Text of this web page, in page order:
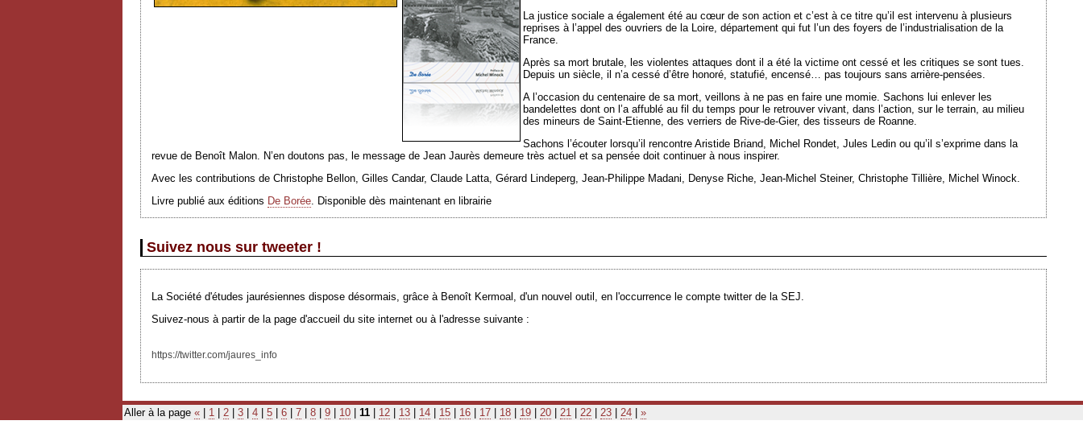
La justice sociale a également été au cœur de son action et c’est à ce titre qu’il est intervenu à plusieurs
reprises à l’appel des ouvriers de la Loire, département qui fut l’un des foyers de l’industrialisation de la
France.
Après sa mort brutale, les violentes attaques dont il a été la victime ont cessé et les critiques se sont tues.
Depuis un siècle, il n’a cessé d’être honoré, statufié, encensé… pas toujours sans arrière-pensées.
A l’occasion du centenaire de sa mort, veillons à ne pas en faire une momie. Sachons lui enlever les
bandelettes dont on l’a affublé au fil du temps pour le retrouver vivant, dans l’action, sur le terrain, au milieu
des mineurs de Saint-Etienne, des verriers de Rive-de-Gier, des tisseurs de Roanne.
Sachons l’écouter lorsqu’il rencontre Aristide Briand, Michel Rondet, Jules Ledin ou qu’il s’exprime dans la
revue de Benoît Malon. N’en doutons pas, le message de Jean Jaurès demeure très actuel et sa pensée doit continuer à nous inspirer.
Avec les contributions de Christophe Bellon, Gilles Candar, Claude Latta, Gérard Lindeperg, Jean-Philippe Madani, Denyse Riche, Jean-Michel Steiner, Christophe Tillière, Michel Winock.
Livre publié aux éditions De Borée. Disponible dès maintenant en librairie
Suivez nous sur tweeter !
La Société d'études jaurésiennes dispose désormais, grâce à Benoît Kermoal, d'un nouvel outil, en l'occurrence le compte twitter de la SEJ.
Suivez-nous à partir de la page d'accueil du site internet ou à l'adresse suivante :
https://twitter.com/jaures_info
Aller à la page « 1 2 3 4 5 6 7 8 9 10 11 12 13 14 15 16 17 18 19 20 21 22 23 24 »